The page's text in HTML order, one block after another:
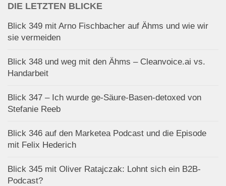
DIE LETZTEN BLICKE
Blick 349 mit Arno Fischbacher auf Ähms und wie wir
sie vermeiden
Blick 348 und weg mit den Ähms – Cleanvoice.ai vs.
Handarbeit
Blick 347 – Ich wurde ge-Säure-Basen-detoxed von
Stefanie Reeb
Blick 346 auf den Marketea Podcast und die Episode
mit Felix Hederich
Blick 345 mit Oliver Ratajczak: Lohnt sich ein B2B-
Podcast?